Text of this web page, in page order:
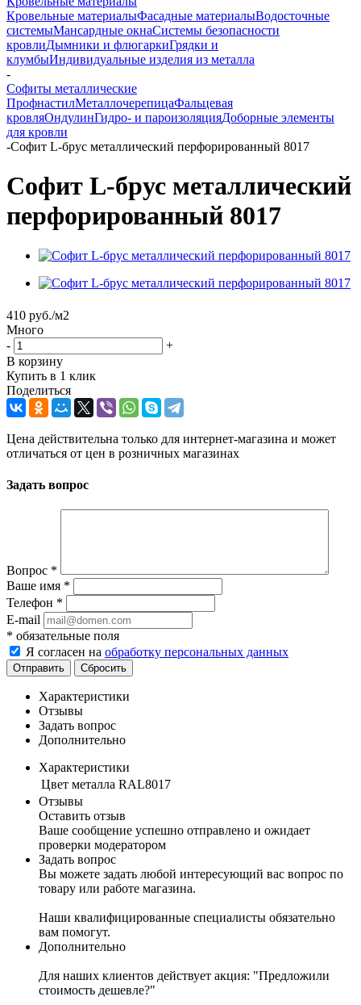
Кровельные материалыФасадные материалыВодосточные
системыМансардные окнаСистемы безопасности
кровлиДымники и флюгаркиГрядки и
клумбыИндивидуальные изделия из металла
-
Софиты металлические
ПрофнастилМеталлочерепицаФальцевая
кровляОндулинГидро- и пароизоляцияДоборные элементы
для кровли
-Софит L-брус металлический перфорированный 8017
Софит L-брус металлический
перфорированный 8017
410 руб./м2
Много
-
+
В корзину
Купить в 1 клик
Поделиться
Цена действительна только для интернет-магазина и может
отличаться от цен в розничных магазинах
Задать вопрос
Вопрос *
Ваше имя *
Телефон *
E-mail
* обязательные поля
Я согласен на обработку персональных данных
Отправить Сбросить
Характеристики
Отзывы
Задать вопрос
Дополнительно
Характеристики
Цвет металла RAL8017
Отзывы
Оставить отзыв
Ваше сообщение успешно отправлено и ожидает
проверки модератором
Задать вопрос
Вы можете задать любой интересующий вас вопрос по
товару или работе магазина.
Наши квалифицированные специалисты обязательно
вам помогут.
Дополнительно
Для наших клиентов действует акция: "Предложили
стоимость дешевле?"